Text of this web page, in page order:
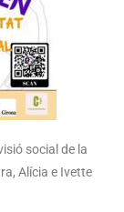
social de la
Alícia e Ivette